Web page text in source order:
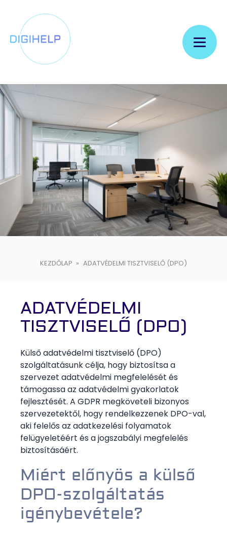
KEZDŐLAP » ADATVÉDELMI TISZTVISELŐ (DPO)
ADATVÉDELMI
TISZTVISELŐ (DPO)
Külső adatvédelmi tisztviselő (DPO)
szolgáltatásunk célja, hogy biztosítsa a
szervezet adatvédelmi megfelelését és
támogassa az adatvédelmi gyakorlatok
fejlesztését. A GDPR megköveteli bizonyos
szervezetektől, hogy rendelkezzenek DPO-val,
aki felelős az adatkezelési folyamatok
felügyeletéért és a jogszabályi megfelelés
biztosításáért.
Miért előnyös a külső
DPO-szolgáltatás
igénybevétele?